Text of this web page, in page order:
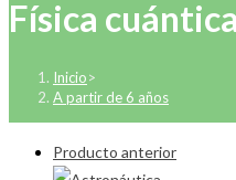
Física
Inicio>
A partir de 6 años
Producto anterior